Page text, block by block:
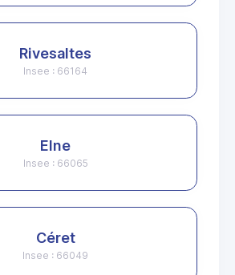
Rivesaltes
Insee : 66164
Elne
Insee : 66065
Céret
Insee : 66049